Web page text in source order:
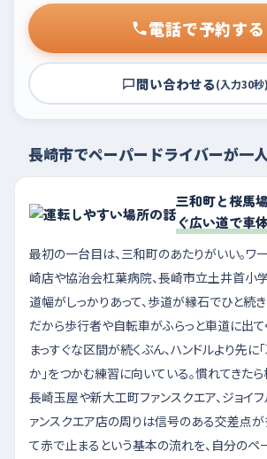
電話で予約する
問い合わせる(入力30秒)
長崎市でペーパードライバーが一
三和町と桜馬
ぐ広い道で車
最初の一台目は、三和町のあたりがいい。ワ
崎店や協治会杠葉病院、長崎市立土井首小
道幅がしっかりあって、歩道が縁石でひと続
だから歩行者や自転車がふらっと車道に出て
まっすぐな区間が続くぶん、ハンドルより先に
か」をつかむ練習に向いている。慣れてきた
長崎玉屋や新大工町ファンスクエア、ジョイ
ァンスクエア店の周りは信号のある交差点が
て赤で止まるという基本の流れを、自分のペ